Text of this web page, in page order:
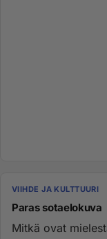
VIIHDE JA KULTTUURI
Paras sotaelokuva
Mitkä ovat